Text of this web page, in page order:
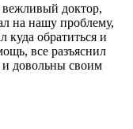
доктор,
на нашу проблему,
куда обратиться и
все разъяснил
довольны своим